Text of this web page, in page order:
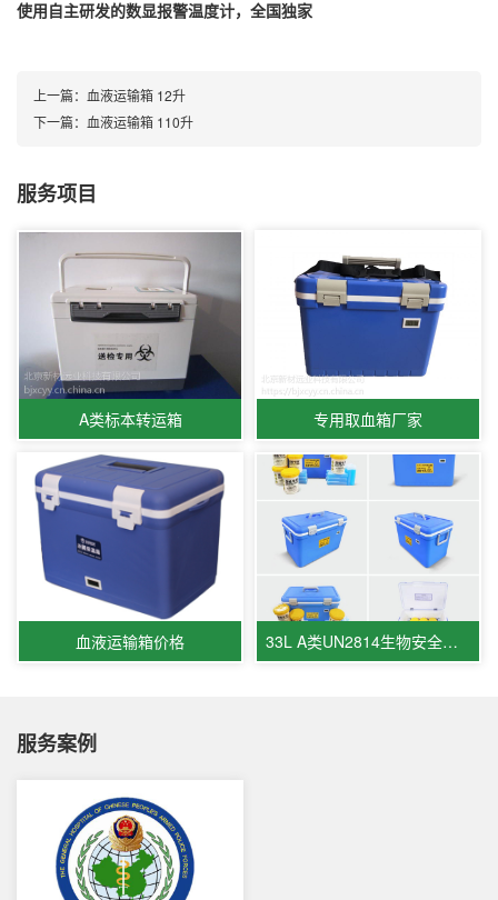
使用自主研发的数显报警温度计，全国独家
上一篇： 血液运输箱 12升
下一篇： 血液运输箱 110升
服务项目
A类标本转运箱 专用取血箱厂家
血液运输箱价格 33L A类UN2814生物安全运输箱
服务案例